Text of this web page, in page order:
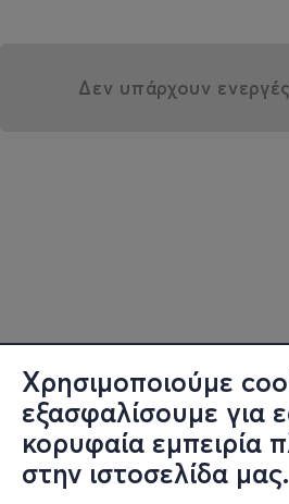
Χρησιμοποιούμε
εξασφαλίσουμε για
κορυφαία εμπειρία
στην ιστοσελίδα μας.
Δεν υπάρχουν